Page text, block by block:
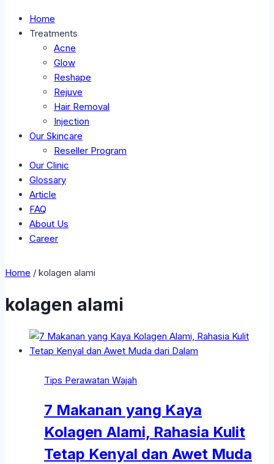
Home
Treatments
Acne
Glow
Reshape
Rejuve
Hair Removal
Injection
Our Skincare
Reseller Program
Our Clinic
Glossary
Article
FAQ
About Us
Career
Home / kolagen alami
kolagen alami
Tips Perawatan Wajah
7 Makanan yang Kaya
Kolagen Alami, Rahasia Kulit
Tetap Kenyal dan Awet Muda